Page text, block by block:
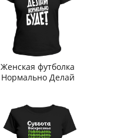
Женская футболка
Нормально Делай